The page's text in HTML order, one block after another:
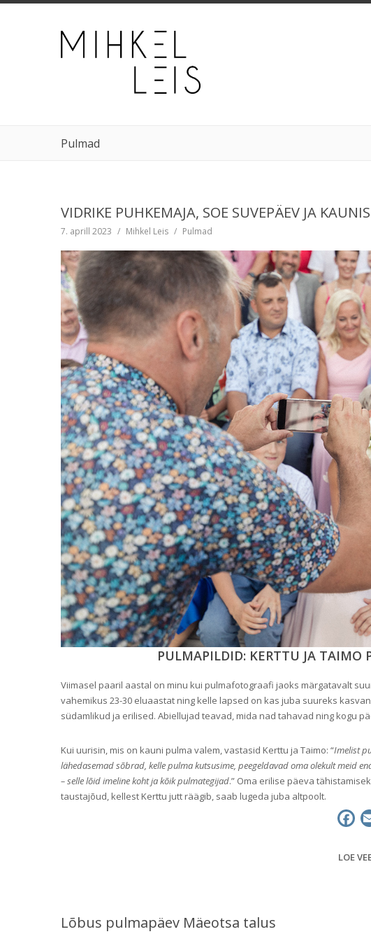
Pulmad
VIDRIKE PUHKEMAJA, SOE SUVEPÄEV JA
7. aprill 2023 / Mihkel Leis / Pulmad
PULMAPILDID: KERTTU JA TAIMO
Viimasel paaril aastal on minu kui pulmafotograafi jaoks märgatavalt
vahemikus 23-30 eluaastat ning kelle lapsed on kas juba suureks
südamlikud ja erilised. Abiellujad teavad, mida nad tahavad ning kogu
Kui uurisin, mis on kauni pulma valem, vastasid Kerttu ja Taimo: “Imelist
lähedasemad sõbrad, kelle pulma kutsusime, peegeldavad oma olekult meid
– selle lõid imeline koht ja kõik pulmategijad.” Oma erilise päeva
taustajõud, kellest Kerttu jutt räägib, saab lugeda juba altpoolt.
c
LOE
Lõbus pulmapäev Mäeotsa talus